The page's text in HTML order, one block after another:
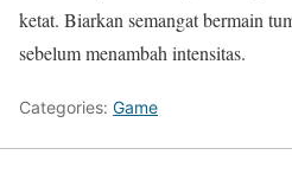
ketat. Biarkan semangat bermain
sebelum menambah intensitas.
Categories: Game